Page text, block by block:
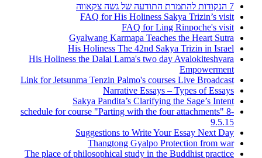
7 הנקודות להתמרת התודעה של גשה צקאווה
FAQ for His Holiness Sakya Trizin’s visit
FAQ for Ling Rinpoche's visit
Gyalwang Karmapa Teaches the Heart Sutra
His Holiness The 42nd Sakya Trizin in Israel
His Holiness the Dalai Lama's two day Avalokiteshvara
Empowerment
Link for Jetsunma Tenzin Palmo's courses Live Broadcast
Narrative Essays – Types of Essays
Sakya Pandita’s Clarifying the Sage’s Intent
schedule for course "Parting with the four attachments" 8-
9.5.15
Suggestions to Write Your Essay Next Day
Thangtong Gyalpo Protection from war
The place of philosophical study in the Buddhist practice